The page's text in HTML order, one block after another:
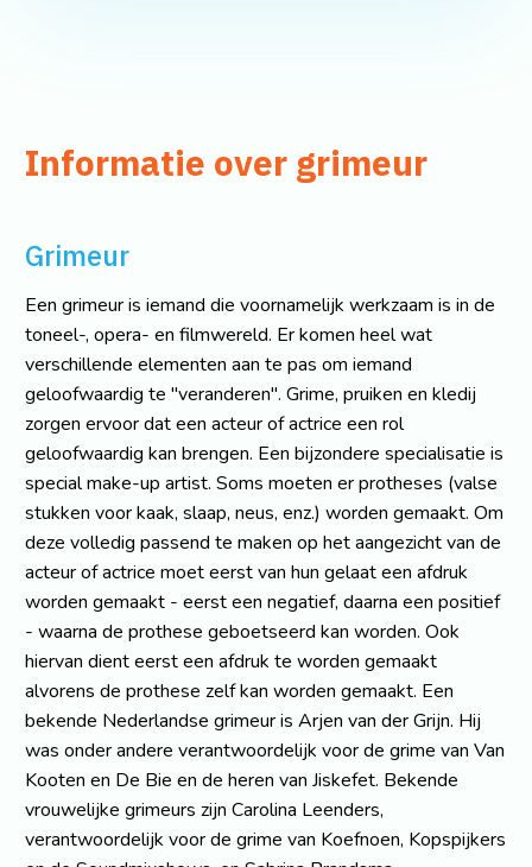
Informatie over grimeur
Grimeur
Een grimeur is iemand die voornamelijk werkzaam is in de
toneel-, opera- en filmwereld. Er komen heel wat
verschillende elementen aan te pas om iemand
geloofwaardig te "veranderen". Grime, pruiken en kledij
zorgen ervoor dat een acteur of actrice een rol
geloofwaardig kan brengen. Een bijzondere specialisatie is
special make-up artist. Soms moeten er protheses (valse
stukken voor kaak, slaap, neus, enz.) worden gemaakt. Om
deze volledig passend te maken op het aangezicht van de
acteur of actrice moet eerst van hun gelaat een afdruk
worden gemaakt - eerst een negatief, daarna een positief
- waarna de prothese geboetseerd kan worden. Ook
hiervan dient eerst een afdruk te worden gemaakt
alvorens de prothese zelf kan worden gemaakt. Een
bekende Nederlandse grimeur is Arjen van der Grijn. Hij
was onder andere verantwoordelijk voor de grime van Van
Kooten en De Bie en de heren van Jiskefet. Bekende
vrouwelijke grimeurs zijn Carolina Leenders,
verantwoordelijk voor de grime van Koefnoen, Kopspijkers